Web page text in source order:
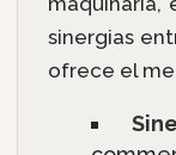
sinergias
ofrece el